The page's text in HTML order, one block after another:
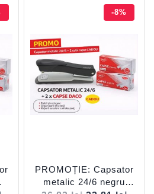
-8%
PROMOȚIE: Capsator
metalic 24/6 negru